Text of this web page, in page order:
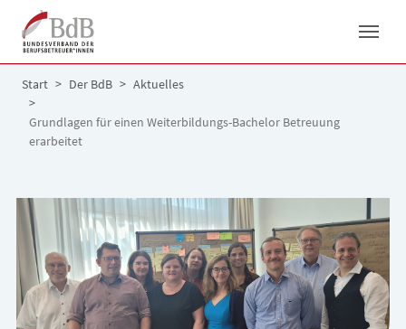
Skip to main navigation
Skip to main content
Skip to page footer
You are here:
Start Der BdB Aktuelles
Grundlagen für einen Weiterbildungs-Bachelor Betreuung
erarbeitet